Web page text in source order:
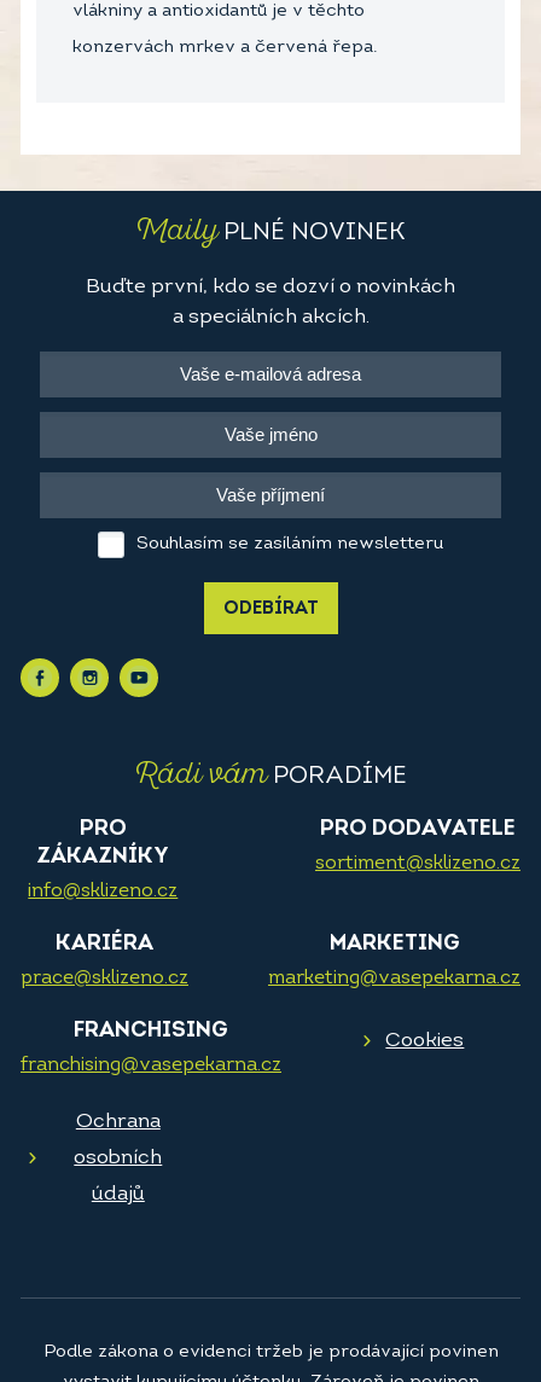
vlákniny a antioxidantů je v těchto
konzervách mrkev a červená řepa.
MailyPLNÉ NOVINEK
Buďte první, kdo se dozví o novinkách
a speciálních akcích.
Souhlasím se zasíláním newsletteru
ODEBÍRAT
Rádi vámPORADÍME
PRO
ZÁKAZNÍKY
info@sklizeno.cz
PRO DODAVATELE
sortiment@sklizeno.cz
KARIÉRA
prace@sklizeno.cz
MARKETING
marketing@vasepekarna.cz
FRANCHISING
franchising@vasepekarna.cz
Cookies
Ochrana
osobních
údajů
Podle zákona o evidenci tržeb je prodávající povinen